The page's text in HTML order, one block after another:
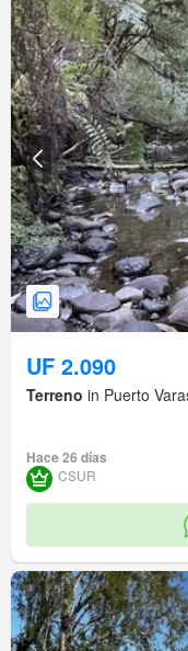
UF 2.090
Terreno in Puerto
Hace 26 días
CSUR